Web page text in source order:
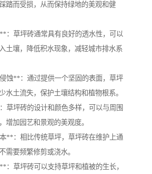
踏而受损，从而保持绿地的美观和健
：草坪砖通常具有良好的透水性，可以
土壤，降低积水现象，减轻城市排水系
蚀**：通过提供一个坚固的表面，草坪
水土流失，保护土壤结构和植物根系。
草坪砖的设计和颜色多样，可以与周围
增加园艺和景观的美观度。
**：相比传统草坪，草坪砖在维护上通
需要频繁修剪或浇水。
：草坪砖可以支持草坪和植被的生长，